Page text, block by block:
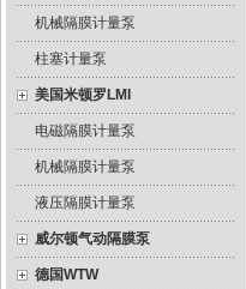
机械隔膜计量泵
柱塞计量泵
美国米顿罗LMI
电磁隔膜计量泵
机械隔膜计量泵
液压隔膜计量泵
威尔顿气动隔膜泵
德国WTW